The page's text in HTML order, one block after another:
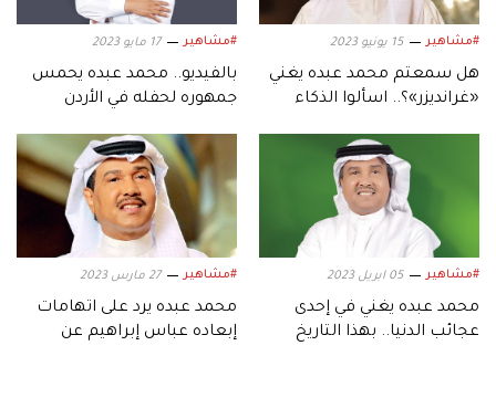
#مشاهير 15 يونيو 2023
هل سمعتم محمد عبده يغني
«غرانديزر»؟.. اسألوا الذكاء
#مشاهير 17 مايو 2023
بالفيديو.. محمد عبده يحمس
جمهوره لحفله في الأردن
#مشاهير 05 ابريل 2023
محمد عبده يغني في إحدى
عجائب الدنيا.. بهذا التاريخ
#مشاهير 27 مارس 2023
محمد عبده يرد على اتهامات
إبعاده عباس إبراهيم عن